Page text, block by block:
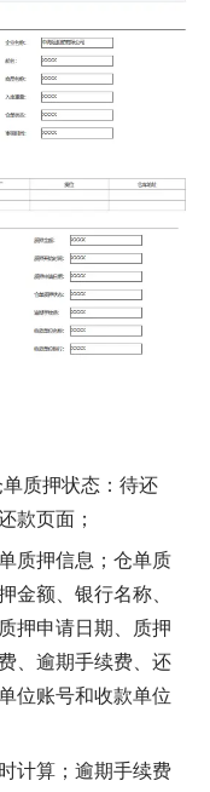
质押状态：待还
款页面；
质押信息；仓单质
金额、银行名称、
押申请日期、质押
、逾期手续费、还
位账号和收款单位
计算；逾期手续费